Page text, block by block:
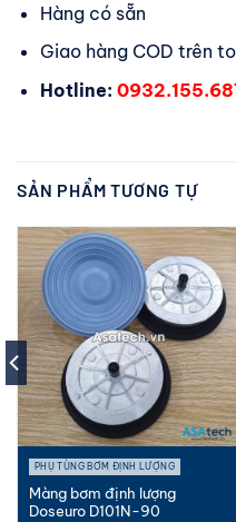
Hàng có sẵn
Giao hàng COD trên
Hotline:
SẢN PHẨM TƯƠNG TỰ
PHỤ TÙNG BƠM ĐỊNH LƯỢNG
Màng bơm định lượng
Doseuro D101N-90